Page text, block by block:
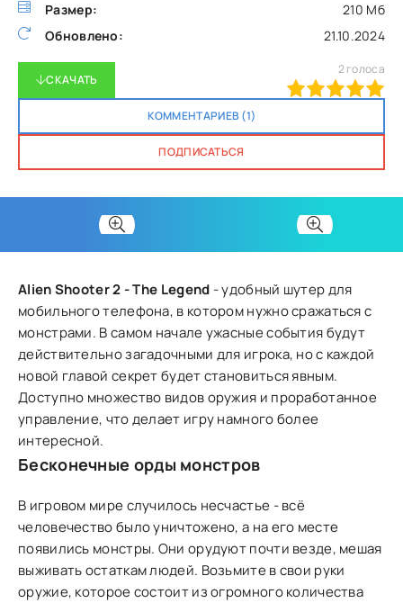
Размер:
210 Мб
Обновлено:
21.10.2024
СКАЧАТЬ
КОММЕНТАРИЕВ (1)
ПОДПИСАТЬСЯ
2 голоса
Alien Shooter 2 - The Legend - удобный шутер для
мобильного телефона, в котором нужно сражаться с
монстрами. В самом начале ужасные события будут
действительно загадочными для игрока, но с каждой
новой главой секрет будет становиться явным.
Доступно множество видов оружия и проработанное
управление, что делает игру намного более
интересной.
Бесконечные орды монстров
В игровом мире случилось несчастье - всё
человечество было уничтожено, а на его месте
появились монстры. Они орудуют почти везде, мешая
выживать остаткам людей. Возьмите в свои руки
оружие, которое состоит из огромного количества